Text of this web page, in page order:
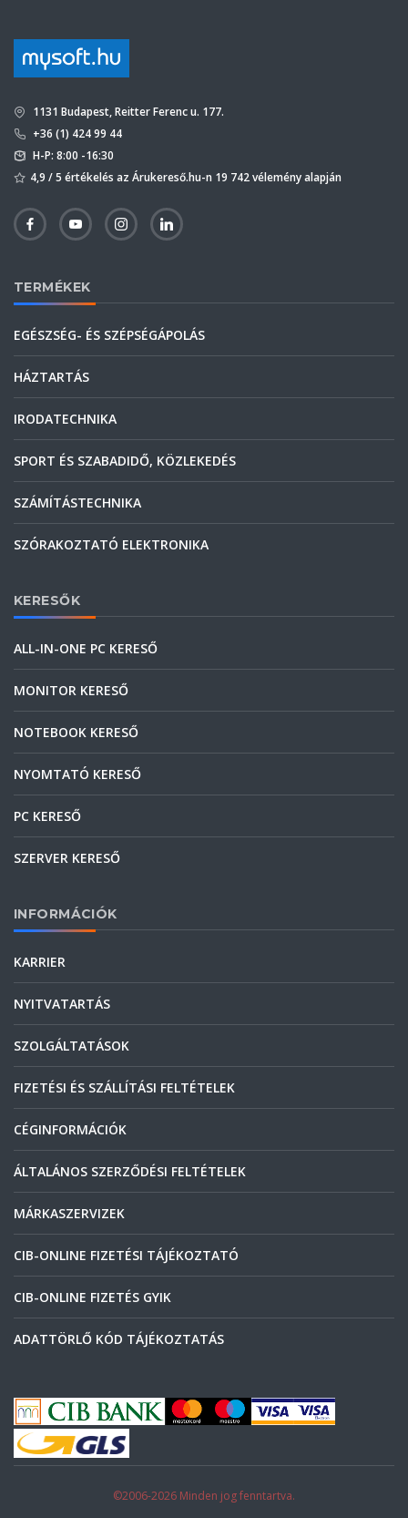
1131 Budapest, Reitter Ferenc u. 177.
+36 (1) 424 99 44
H-P: 8:00 -16:30
4,9 / 5 értékelés az Árukereső.hu-n 19 742 vélemény alapján
TERMÉKEK
EGÉSZSÉG- ÉS SZÉPSÉGÁPOLÁS
HÁZTARTÁS
IRODATECHNIKA
SPORT ÉS SZABADIDŐ, KÖZLEKEDÉS
SZÁMÍTÁSTECHNIKA
SZÓRAKOZTATÓ ELEKTRONIKA
KERESŐK
ALL-IN-ONE PC KERESŐ
MONITOR KERESŐ
NOTEBOOK KERESŐ
NYOMTATÓ KERESŐ
PC KERESŐ
SZERVER KERESŐ
INFORMÁCIÓK
KARRIER
NYITVATARTÁS
SZOLGÁLTATÁSOK
FIZETÉSI ÉS SZÁLLÍTÁSI FELTÉTELEK
CÉGINFORMÁCIÓK
ÁLTALÁNOS SZERZŐDÉSI FELTÉTELEK
MÁRKASZERVIZEK
CIB-ONLINE FIZETÉSI TÁJÉKOZTATÓ
CIB-ONLINE FIZETÉS GYIK
ADATTÖRLŐ KÓD TÁJÉKOZTATÁS
©2006-2026 Minden jog fenntartva.